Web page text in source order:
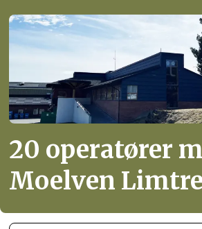
20 operatører
Moelven